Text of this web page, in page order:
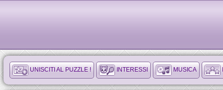
UNISCITI AL PUZZLE ! INTERESSI MUSICA